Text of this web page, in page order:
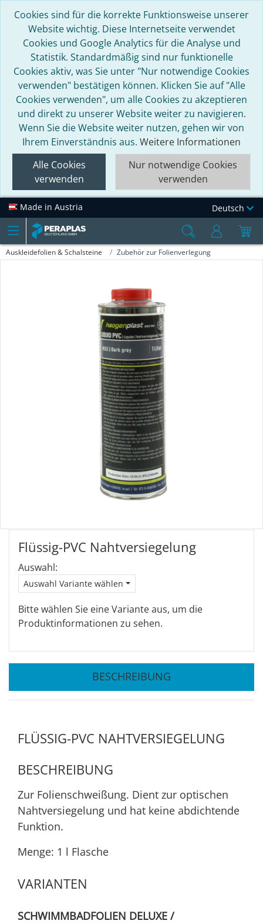
Cookies sind für die korrekte Funktionsweise unserer
Website wichtig. Diese Internetseite verwendet
Cookies und Google Analytics für die Analyse und
Statistik. Standardmäßig sind nur funktionelle
Cookies aktiv, was Sie unter "Nur notwendige Cookies
verwenden" bestätigen können. Klicken Sie auf "Alle
Cookies verwenden", um alle Cookies zu akzeptieren
und direkt zu unserer Website weiter zu navigieren.
Wenn Sie die Website weiter nutzen, gehen wir von
Ihrem Einverständnis aus. Weitere Informationen
Alle Cookies
verwenden
Nur notwendige Cookies
verwenden
Made in Austria Deutsch
Auskleidefolien & Schalsteine Zubehör zur Folienverlegung
Flüssig-PVC Nahtversiegelung
Auswahl:
Auswahl Variante wählen
Bitte wählen Sie eine Variante aus, um die
Produktinformationen zu sehen.
BESCHREIBUNG
FLÜSSIG-PVC NAHTVERSIEGELUNG
BESCHREIBUNG
Zur Folienschweißung. Dient zur optischen
Nahtversiegelung und hat keine abdichtende
Funktion.
Menge: 1 l Flasche
VARIANTEN
SCHWIMMBADFOLIEN DELUXE /